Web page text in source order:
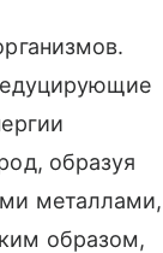
образуя
металлами,
образом,